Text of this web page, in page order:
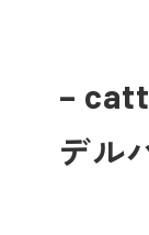
–
デル